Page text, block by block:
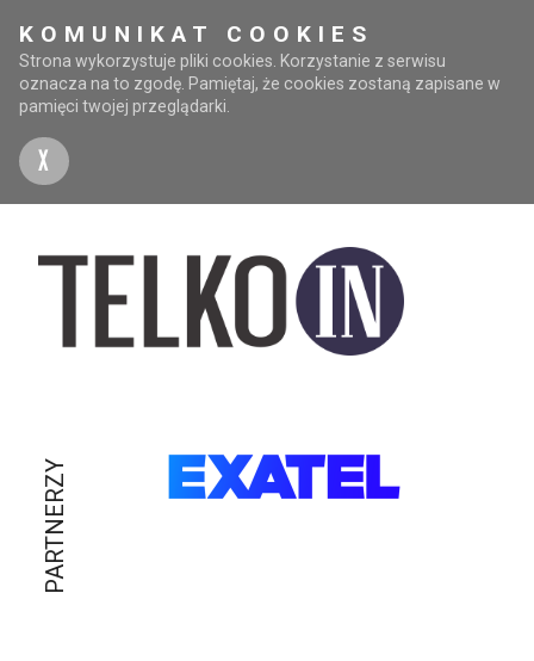
KOMUNIKAT COOKIES
Strona wykorzystuje pliki cookies. Korzystanie z serwisu
oznacza na to zgodę. Pamiętaj, że cookies zostaną zapisane w
pamięci twojej przeglądarki.
X
PARTNERZY